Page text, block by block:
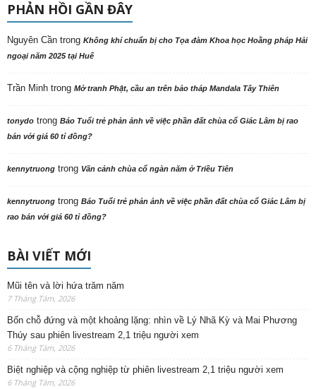
PHẢN HỒI GẦN ĐÂY
Nguyên Cần trong Không khí chuẩn bị cho Tọa đàm Khoa học Hoằng pháp Hải
ngoại năm 2025 tại Huế
Trần Minh trong Mở tranh Phật, cầu an trên bảo tháp Mandala Tây Thiên
tonydo trong Báo Tuổi trẻ phản ảnh về việc phần đất chùa cổ Giác Lâm bị rao
bán với giá 60 tỉ đồng?
kennytruong trong Vãn cảnh chùa cổ ngàn năm ở Triều Tiên
kennytruong trong Báo Tuổi trẻ phản ảnh về việc phần đất chùa cổ Giác Lâm bị
rao bán với giá 60 tỉ đồng?
BÀI VIẾT MỚI
Mũi tên và lời hứa trăm năm
7 Tháng Tám, 2026
Bốn chỗ đứng và một khoảng lặng: nhìn về Lý Nhã Kỳ và Mai Phương
Thúy sau phiên livestream 2,1 triệu người xem
6 Tháng Tám, 2026
Biệt nghiệp và cộng nghiệp từ phiên livestream 2,1 triệu người xem
6 Tháng Tám, 2026